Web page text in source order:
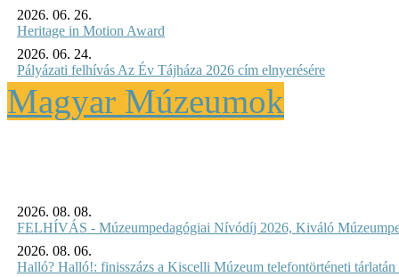
2026. 06. 26.
Heritage in Motion Award
2026. 06. 24.
Pályázati felhívás Az Év Tájháza 2026 cím elnyerésére
Magyar Múzeumok
2026. 08. 08.
FELHÍVÁS - Múzeumpedagógiai Nívódíj 2026, Kiváló
2026. 08. 06.
Halló? Halló!: finisszázs a Kiscelli Múzeum telefontörténeti tárlatán